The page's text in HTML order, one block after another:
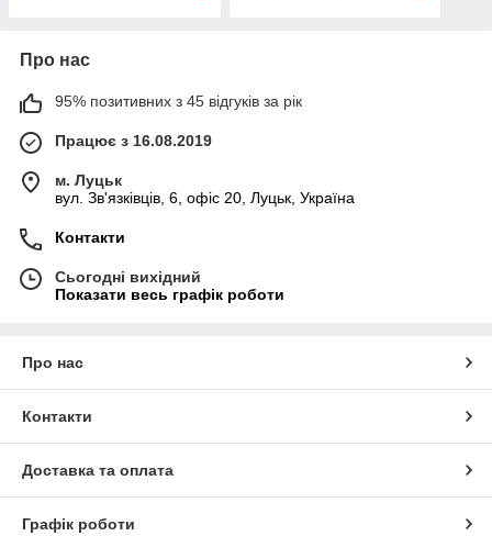
Про нас
95% позитивних з 45 відгуків за рік
Працює з 16.08.2019
м. Луцьк
вул. Зв'язківців, 6, офіс 20, Луцьк, Україна
Контакти
Сьогодні вихідний
Показати весь графік роботи
Про нас
Контакти
Доставка та оплата
Графік роботи